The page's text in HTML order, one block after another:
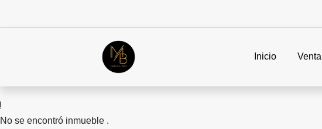
Inicio Venta
No se encontró inmueble .